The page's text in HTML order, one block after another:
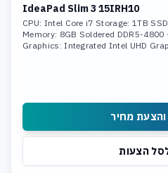
IdeaPad Slim 3 15IRH10
CPU: Intel Core i7 Storage: 1TB
Memory: 8GB Soldered DDR5-
Graphics: Integrated Intel UHD
מחיר
הצעות